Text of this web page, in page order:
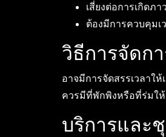
เสี่ยงต่อการเกิดภ
ต้องมีการควบคุมเ
วิธีการจัดก
อาจมีการจัดสรรเวลาใ
ควรมีที่พักพิงหรือที่ร่มให้
บริการและ